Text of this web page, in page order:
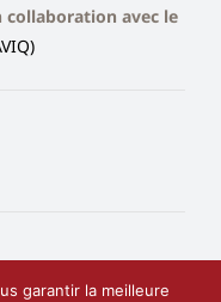
collaboration avec le
garantir la meilleure